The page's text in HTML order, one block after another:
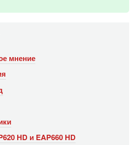
мнение
HD и EAP660 HD